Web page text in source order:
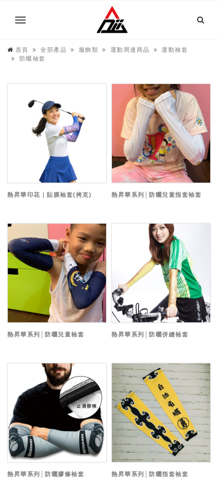
首頁 全部產品 服飾類 運動周邊商品
運動袖套
防曬袖套
熱昇華印花｜貼膜袖套(拷克) 熱昇華系列│防曬兒童指套袖套
熱昇華系列│防曬兒童袖套 熱昇華系列│防曬併縫袖套
熱昇華系列│防曬膠條袖套 熱昇華系列│防曬指套袖套